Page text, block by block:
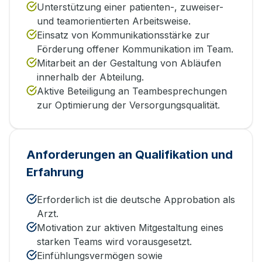
Unterstützung einer patienten-, zuweiser-
und teamorientierten Arbeitsweise.
Einsatz von Kommunikationsstärke zur
Förderung offener Kommunikation im Team.
Mitarbeit an der Gestaltung von Abläufen
innerhalb der Abteilung.
Aktive Beteiligung an Teambesprechungen
zur Optimierung der Versorgungsqualität.
Anforderungen an Qualifikation und
Erfahrung
Erforderlich ist die deutsche Approbation als
Arzt.
Motivation zur aktiven Mitgestaltung eines
starken Teams wird vorausgesetzt.
Einfühlungsvermögen sowie